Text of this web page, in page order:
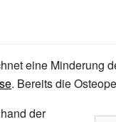
eine Minderung
. Bereits die
der